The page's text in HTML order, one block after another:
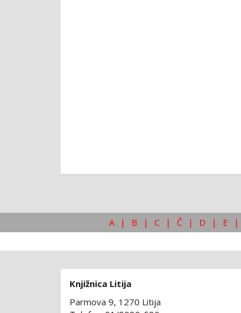
A | B | C | Č | D | E |
Knjižnica Litija
Parmova 9, 1270 Litija